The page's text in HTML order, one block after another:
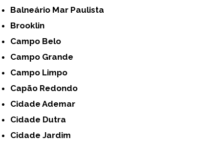
Balneário Mar Paulista
Brooklin
Campo Belo
Campo Grande
Campo Limpo
Capão Redondo
Cidade Ademar
Cidade Dutra
Cidade Jardim